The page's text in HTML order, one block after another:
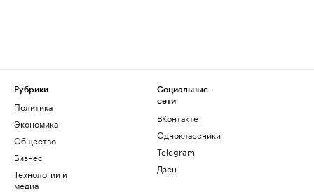
Рубрики
Политика
Экономика
Общество
Бизнес
Технологии и
медиа
Социальные
сети
ВКонтакте
Одноклассники
Telegram
Дзен